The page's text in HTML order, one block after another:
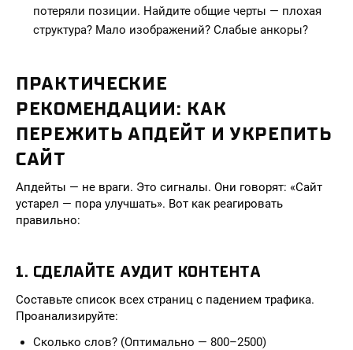
потеряли позиции. Найдите общие черты — плохая
структура? Мало изображений? Слабые анкоры?
ПРАКТИЧЕСКИЕ
РЕКОМЕНДАЦИИ: КАК
ПЕРЕЖИТЬ АПДЕЙТ И УКРЕПИТЬ
САЙТ
Апдейты — не враги. Это сигналы. Они говорят: «Сайт
устарел — пора улучшать». Вот как реагировать
правильно:
1. СДЕЛАЙТЕ АУДИТ КОНТЕНТА
Составьте список всех страниц с падением трафика.
Проанализируйте:
Сколько слов? (Оптимально — 800–2500)